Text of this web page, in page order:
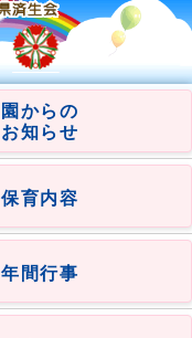
園からの
お知らせ
保育内容
年間行事